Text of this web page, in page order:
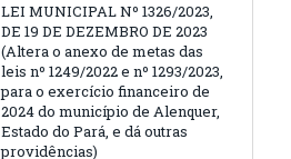
LEI MUNICIPAL Nº 1326/2023,
DE 19 DE DEZEMBRO DE 2023
(Altera o anexo de metas das
leis nº 1249/2022 e nº 1293/2023,
para o exercício financeiro de
2024 do município de Alenquer,
Estado do Pará, e dá outras
providências)